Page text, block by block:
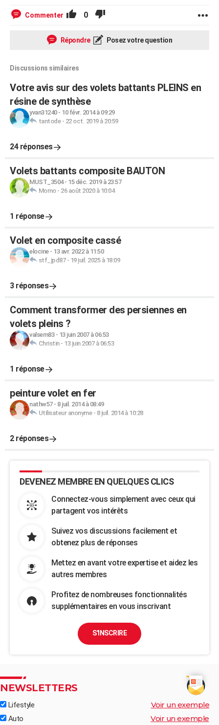
Commenter 0
Répondre Posez votre question
Discussions similaires
Votre avis sur des volets battants PLEINS en
résine de synthèse
yvan31240- 10 févr. 2014 à 09:29
tantode- 22 oct. 2019 à 20:59
24 réponses
Volets battants composite BAUTON
MUST_3504- 15 déc. 2019 à 23:57
Momo- 26 août 2020 à 10:04
1 réponse
Volet en composite cassé
elocine- 13 avr. 2022 à 11:50
stf_jpd87- 19 juil. 2025 à 18:09
3 réponses
Comment transformer des persiennes en
volets pleins ?
valsem83- 13 juin 2007 à 06:53
Christin- 13 juin 2007 à 06:53
1 réponse
peinture volet en fer
nathw57- 8 juil. 2014 à 08:49
Utilisateur anonyme- 8 juil. 2014 à 10:28
2 réponses
DEVENEZ MEMBRE EN QUELQUES CLICS
Connectez-vous simplement avec ceux qui
partagent vos intérêts
Suivez vos discussions facilement et
obtenez plus de réponses
Mettez en avant votre expertise et aidez les
autres membres
Profitez de nombreuses fonctionnalités
supplémentaires en vous inscrivant
S'INSCRIRE
NEWSLETTERS
Lifestyle Voir un exemple
Auto Voir un exemple